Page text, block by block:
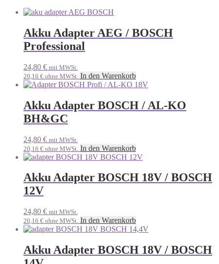
Akku Adapter AEG / BOSCH
Professional
24,80 € mit MWSt.
20,16 € ohne MWSt. In den Warenkorb
Akku Adapter BOSCH / AL-KO
BH&GC
24,80 € mit MWSt.
20,16 € ohne MWSt. In den Warenkorb
Akku Adapter BOSCH 18V / BOSCH
12V
24,80 € mit MWSt.
20,16 € ohne MWSt. In den Warenkorb
Akku Adapter BOSCH 18V / BOSCH